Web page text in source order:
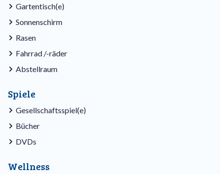
Gartentisch(e)
Sonnenschirm
Rasen
Fahrrad /-räder
Abstellraum
Spiele
Gesellschaftsspiel(e)
Bücher
DVDs
Wellness